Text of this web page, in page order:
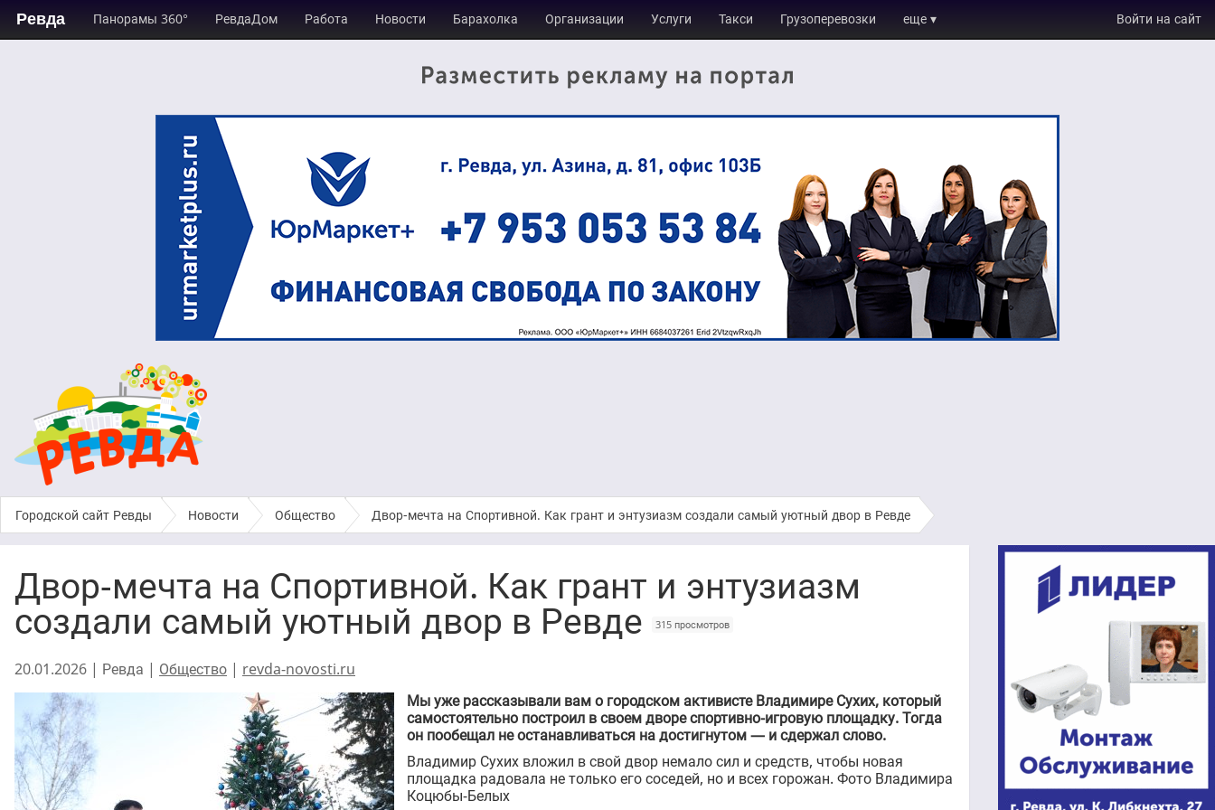
Городской сайт Ревды › Новости › Общество › Двор-мечта на Спортивной. Как грант и энтузиазм создали самый уютный двор в Ревде
Двор-мечта на Спортивной. Как грант и энтузиазм
создали самый уютный двор в Ревде 315 просмотров
20.01.2026 | Ревда | Общество | revda-novosti.ru
Мы уже рассказывали вам о городском активисте Владимире Сухих, который
самостоятельно построил в своем дворе спортивно-игровую площадку. Тогда
он пообещал не останавливаться на достигнутом — и сдержал слово.
Владимир Сухих вложил в свой двор немало сил и средств, чтобы новая
площадка радовала не только его соседей, но и всех горожан. Фото Владимира
Коцюбы-Белых
Войти на сайт
Ревда Панорамы 360° РевдаДом Работа Новости Барахолка Организации Услуги Такси Грузоперевозки еще ▾